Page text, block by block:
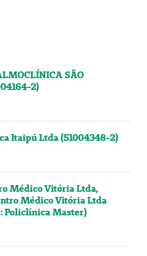
SÃO
2)
Itaipú Ltda (51004348-2)
Médico Vitória Ltda,
Médico Vitória Ltda
Policlínica Master)